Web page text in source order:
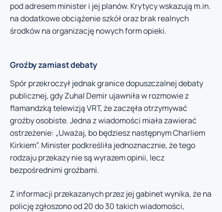
pod adresem minister i jej planów. Krytycy wskazują m.in.
na dodatkowe obciążenie szkół oraz brak realnych
środków na organizację nowych form opieki.
Groźby zamiast debaty
Spór przekroczył jednak granice dopuszczalnej debaty
publicznej, gdy Zuhal Demir ujawniła w rozmowie z
flamandzką telewizją VRT, że zaczęła otrzymywać
groźby osobiste. Jedna z wiadomości miała zawierać
ostrzeżenie: „Uważaj, bo będziesz następnym Charliem
Kirkiem”. Minister podkreśliła jednoznacznie, że tego
rodzaju przekazy nie są wyrazem opinii, lecz
bezpośrednimi groźbami.
Z informacji przekazanych przez jej gabinet wynika, że na
policję zgłoszono od 20 do 30 takich wiadomości,